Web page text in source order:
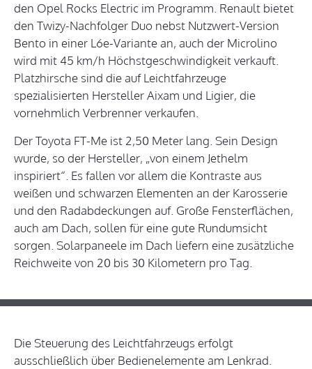
den Opel Rocks Electric im Programm. Renault bietet
den Twizy-Nachfolger Duo nebst Nutzwert-Version
Bento in einer L6e-Variante an, auch der Microlino
wird mit 45 km/h Höchstgeschwindigkeit verkauft.
Platzhirsche sind die auf Leichtfahrzeuge
spezialisierten Hersteller Aixam und Ligier, die
vornehmlich Verbrenner verkaufen.
Der Toyota FT-Me ist 2,50 Meter lang. Sein Design
wurde, so der Hersteller, „von einem Jethelm
inspiriert“. Es fallen vor allem die Kontraste aus
weißen und schwarzen Elementen an der Karosserie
und den Radabdeckungen auf. Große Fensterflächen,
auch am Dach, sollen für eine gute Rundumsicht
sorgen. Solarpaneele im Dach liefern eine zusätzliche
Reichweite von 20 bis 30 Kilometern pro Tag.
Die Steuerung des Leichtfahrzeugs erfolgt
ausschließlich über Bedienelemente am Lenkrad.